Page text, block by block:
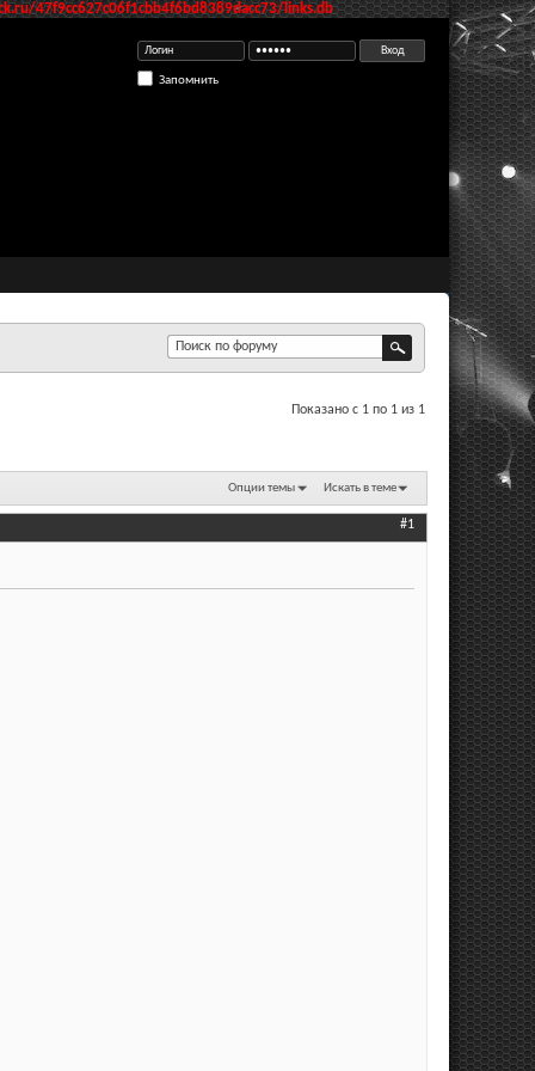
47f9cc627c06f1cbb4f6bd8389dacc73/links.db
Запомнить
Показано с 1 по 1 из 1
Опции темы Искать в теме
#1